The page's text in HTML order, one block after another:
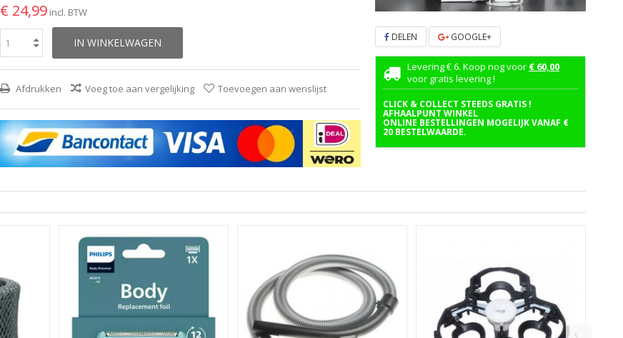
€ 24,99 incl. BTW
IN WINKELWAGEN
Afdrukken Voeg toe aan vergelijking Toevoegen aan wenslijst
DELEN GOOGLE+
Levering € 6. Koop nog voor € 60,00
voor gratis levering !
CLICK & COLLECT STEEDS GRATIS !
AFHAALPUNT WINKEL
ONLINE BESTELLINGEN MOGELIJK VANAF €
20 BESTELWAARDE.